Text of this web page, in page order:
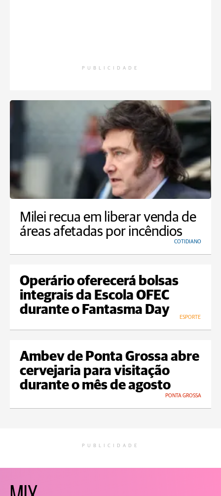
PUBLICIDADE
Milei recua em liberar venda de
áreas afetadas por incêndios
COTIDIANO
Operário oferecerá bolsas
integrais da Escola OFEC
durante o Fantasma Day
ESPORTE
Ambev de Ponta Grossa abre
cervejaria para visitação
durante o mês de agosto
PONTA GROSSA
PUBLICIDADE